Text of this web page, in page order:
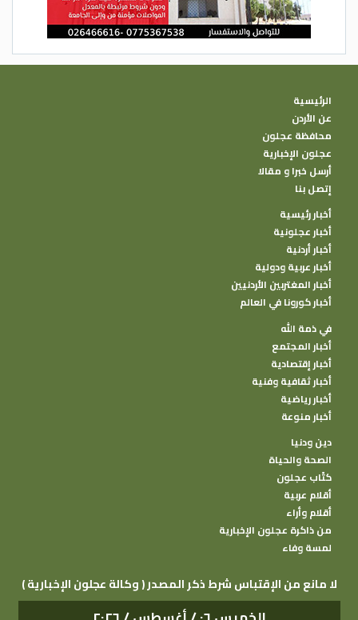
الرئيسية
عن الأردن
محافظة عجلون
عجلون الإخبارية
أرسل خبرا و مقالا
إتصل بنا
أخبار رئيسية
أخبار عجلونية
أخبار أردنية
أخبار عربية ودولية
أخبار المغتربين الأردنيين
أخبار كورونا في العالم
في ذمة الله
أخبار المجتمع
أخبار إقتصادية
أخبار ثقافية وفنية
أخبار رياضية
أخبار منوعة
دين ودنيا
الصحة والحياة
كتًاب عجلون
أقلام عربية
أقلام وأراء
من ذاكرة عجلون الإخبارية
لمسة وفاء
( وكالة عجلون الإخبارية ) لا مانع من الإقتباس شرط ذكر المصدر